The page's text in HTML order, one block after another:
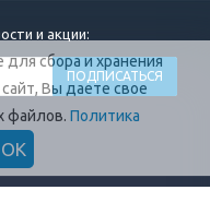
и акции:
сбора и хранения
Вы даете свое
файлов. Политика
ОК